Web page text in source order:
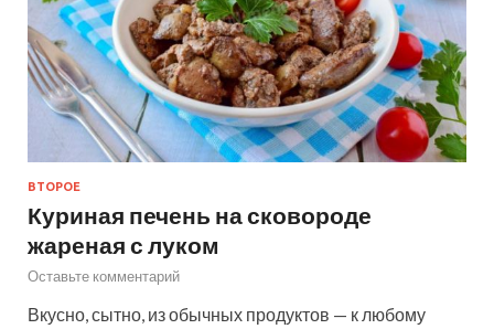
ВТОРОЕ
Куриная печень на сковороде
жареная с луком
Оставьте комментарий
Вкусно, сытно, из обычных продуктов — к любому